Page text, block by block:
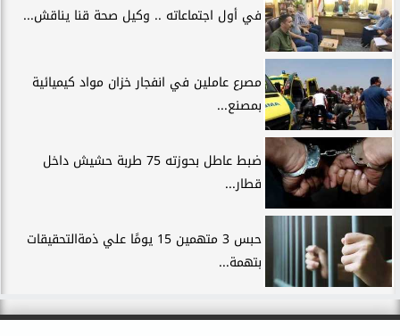
في أول اجتماعاته .. وكيل صحة قنا يناقش...
مصرع عاملين في انفجار خزان مواد كيميائية
بمصنع...
ضبط عاطل بحوزته 75 طربة حشيش داخل
قطار...
حبس 3 متهمين 15 يومًا علي ذمةالتحقيقات
بتهمة...